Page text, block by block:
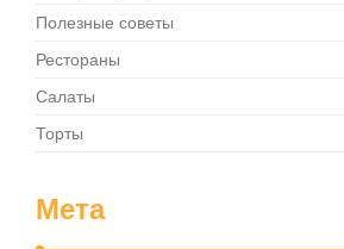
Полезные советы
Рестораны
Салаты
Торты
Мета